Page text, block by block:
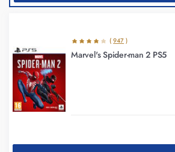
( 947 )
Marvel's Spider-man 2 PS5